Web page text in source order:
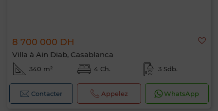
8 700 000 DH
Villa à Ain Diab, Casablanca
340 m² 4 Ch. 3 Sdb.
Contacter Appelez WhatsApp